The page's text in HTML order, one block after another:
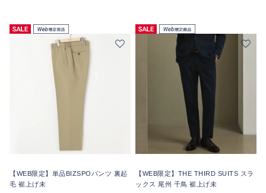
【WEB限定】単品BIZSPOパンツ 裏起
毛 裾上げ未
【WEB限定】THE THIRD SUITS スラ
ックス 尾州 千鳥 裾上げ未